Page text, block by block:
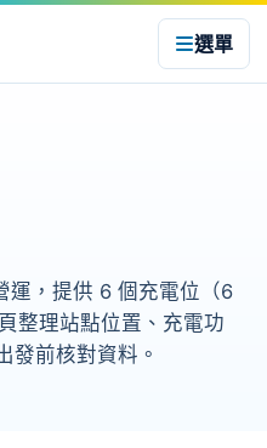
選單
運，提供 6 個充電位（6
整理站點位置、充電功
發前核對資料。